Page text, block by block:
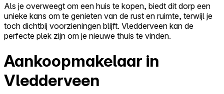
Als je overweegt om een huis te kopen, biedt dit dorp een
unieke kans om te genieten van de rust en ruimte, terwijl je
toch dichtbij voorzieningen blijft. Vledderveen kan de
perfecte plek zijn om je nieuwe thuis te vinden.
Aankoopmakelaar in
Vledderveen